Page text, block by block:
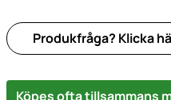
Produkfråga? Klicka
Köpes ofta tillsammans